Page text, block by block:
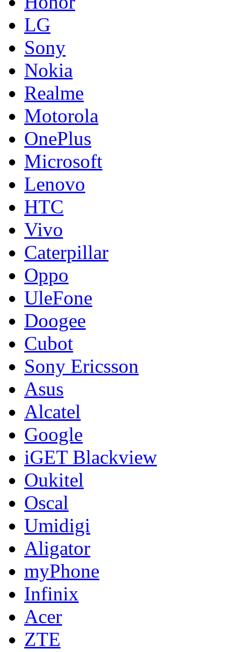
LG
Sony
Nokia
Realme
Motorola
OnePlus
Microsoft
Lenovo
HTC
Vivo
Caterpillar
Oppo
UleFone
Doogee
Cubot
Sony Ericsson
Asus
Alcatel
Google
iGET Blackview
Oukitel
Oscal
Umidigi
Aligator
myPhone
Infinix
Acer
ZTE